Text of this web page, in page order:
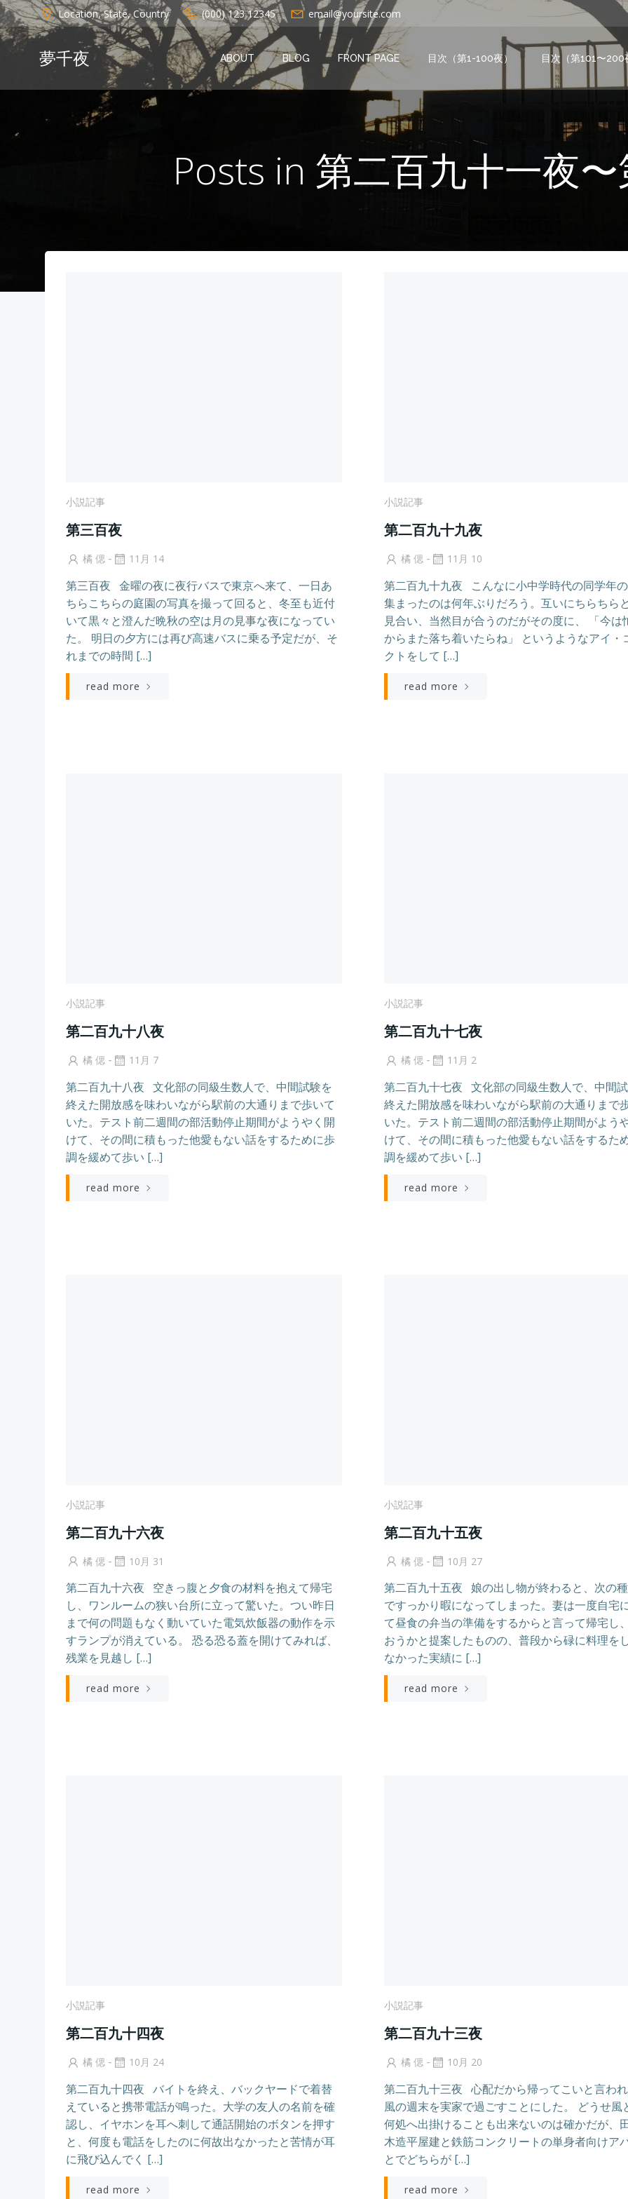
コ
ン
テ
へ
Location, State, Country (000) 123 12345 email@yoursite.com
夢千夜 ABOUT BLOG FRONT PAGE 目次（第1-100夜） 目次（第101〜200
Posts in 第二百九十一夜
小説記事
第三百夜
橘 偲 - 11月 14
第三百夜 金曜の夜に夜行バスで東京へ来て、一日あ
ちらこちらの庭園の写真を撮って回ると、冬至も近付
いて黒々と澄んだ晩秋の空は月の見事な夜になってい
た。 明日の夕方には再び高速バスに乗る予定だが、そ
れまでの時間 […]
read more
小説記事
第二百九十九夜
橘 偲 - 11月 10
第二百九十九夜 こんなに小中学時代の同学年
集まったのは何年ぶりだろう。互いにちらちら
見合い、当然目が合うのだがその度に、 「今は
からまた落ち着いたらね」 というようなアイ・
クトをして […]
read more
小説記事
第二百九十八夜
橘 偲 - 11月 7
第二百九十八夜 文化部の同級生数人で、中間試験を
終えた開放感を味わいながら駅前の大通りまで歩いて
いた。テスト前二週間の部活動停止期間がようやく開
けて、その間に積もった他愛もない話をするために歩
調を緩めて歩い […]
read more
小説記事
第二百九十七夜
橘 偲 - 11月 2
第二百九十七夜 文化部の同級生数人で、中間
終えた開放感を味わいながら駅前の大通りまで
いた。テスト前二週間の部活動停止期間がよう
けて、その間に積もった他愛もない話をするた
調を緩めて歩い […]
read more
小説記事
第二百九十六夜
橘 偲 - 10月 31
第二百九十六夜 空きっ腹と夕食の材料を抱えて帰宅
し、ワンルームの狭い台所に立って驚いた。つい昨日
まで何の問題もなく動いていた電気炊飯器の動作を示
すランプが消えている。 恐る恐る蓋を開けてみれば、
残業を見越し […]
read more
小説記事
第二百九十五夜
橘 偲 - 10月 27
第二百九十五夜 娘の出し物が終わると、次の
ですっかり暇になってしまった。妻は一度自宅
て昼食の弁当の準備をするからと言って帰宅し
おうかと提案したものの、普段から碌に料理を
なかった実績に […]
read more
小説記事
第二百九十四夜
橘 偲 - 10月 24
第二百九十四夜 バイトを終え、バックヤードで着替
えていると携帯電話が鳴った。大学の友人の名前を確
認し、イヤホンを耳へ刺して通話開始のボタンを押す
と、何度も電話をしたのに何故出なかったと苦情が耳
に飛び込んでく […]
read more
小説記事
第二百九十三夜
橘 偲 - 10月 20
第二百九十三夜 心配だから帰ってこいと言わ
風の週末を実家で過ごすことにした。 どうせ風
何処へ出掛けることも出来ないのは確かだが、
木造平屋建と鉄筋コンクリートの単身者向けア
とでどちらが […]
read more